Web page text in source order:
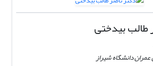
طالب بیدختی
دانشگاه شیراز